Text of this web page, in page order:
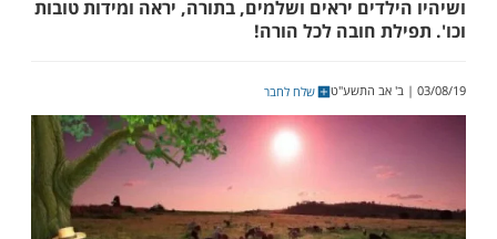
שתיקן רבינו השל"ה הקדוש (רבי ישעיהו
הברית) עבור הורים. תפילה לזכות לילדים,
יראים ושלמים, בתורה, יראה ומידות טובות
חובה לכל הורה!
שלח לחבר